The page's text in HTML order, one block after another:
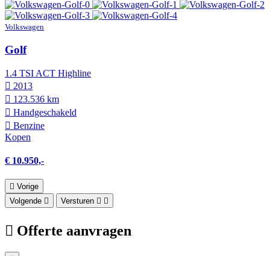
Volkswagen
Golf
1.4 TSI ACT Highline
2013
123.536 km
Hand­geschakeld
Benzine
Kopen
€ 10.950,-
Vorige
Volgende
Versturen
Offerte aanvragen